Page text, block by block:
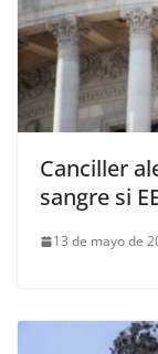
Canciller
sangre si
13 de mayo de